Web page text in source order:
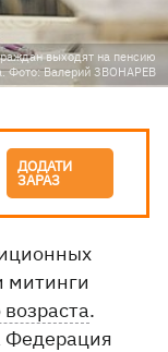
выходят на пенсию
Фото: Валерий ЗВОНАРЕВ
ДОДАТИ
ЗАРАЗ
митинги
.
Федерация